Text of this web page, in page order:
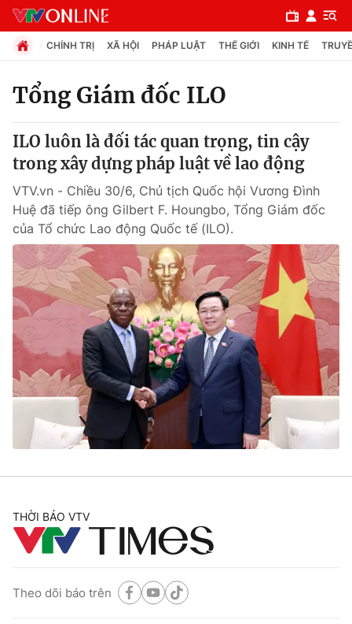
Chuyên mục
Chính trị
Xã hội
Pháp luật
Y tế
Thế giới
Tin tức
Thế giới đó đây
Câu chuyện quốc tế
Kinh tế
Tài chính
Thị trường
Góc doanh nghiệp
Dữ liệu và đời sống
Truyền hình
Phim VTV
Hậu trường
Giải trí
Điện ảnh
Âm nhạc
Du lịch
CHÍNH TRỊ XÃ HỘI PHÁP LUẬT THẾ GIỚI KINH TẾ
Tổng Giám đốc ILO
ILO luôn là đối tác quan trọng, tin cậy
trong xây dựng pháp luật về lao động
VTV.vn - Chiều 30/6, Chủ tịch Quốc hội Vương Đình
Huệ đã tiếp ông Gilbert F. Houngbo, Tổng Giám đốc
của Tổ chức Lao động Quốc tế (ILO).
THỜI BÁO VTV
Theo dõi báo trên